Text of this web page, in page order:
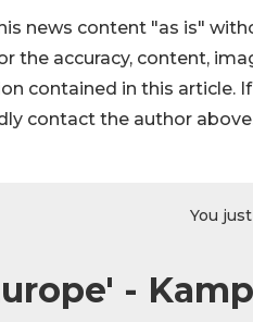
news content "as is"
the accuracy, content,
contained in this article.
contact the author
You
-